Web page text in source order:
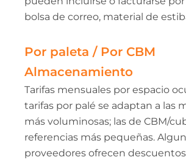
bolsa de correo, material de
Por paleta / Por CBM
Almacenamiento
Tarifas mensuales por espacio
tarifas por palé se adaptan a las
más voluminosas; las de CBM/
referencias más pequeñas.
proveedores ofrecen